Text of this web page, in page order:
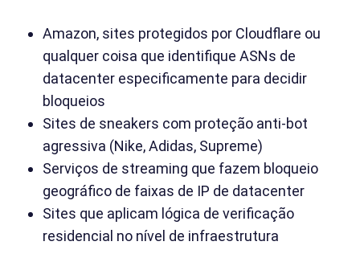
Amazon, sites protegidos por Cloudflare ou
qualquer coisa que identifique ASNs de
datacenter especificamente para decidir
bloqueios
Sites de sneakers com proteção anti-bot
agressiva (Nike, Adidas, Supreme)
Serviços de streaming que fazem bloqueio
geográfico de faixas de IP de datacenter
Sites que aplicam lógica de verificação
residencial no nível de infraestrutura